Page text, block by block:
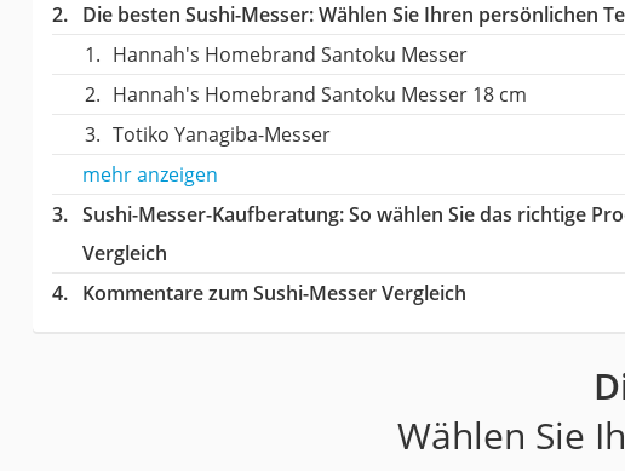
Die besten Sushi-Messer:Wählen Sie Ihren persönlichen
Hannah's Homebrand Santoku Messer
Hannah's Homebrand Santoku Messer 18 cm
Totiko Yanagiba-Messer
mehr anzeigen
Sushi-Messer-Kaufberatung: So wählen Sie das richtige
Vergleich
Kommentare zum Sushi-Messer Vergleich
Wählen Sie